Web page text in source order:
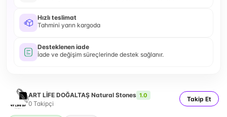
Hızlı teslimat
Tahmini yarın kargoda
Desteklenen iade
İade ve değişim süreçlerinde destek sağlanır.
ART LİFE DOĞALTAŞ Natural Stones 1.0
0 Takipçi
Takip Et